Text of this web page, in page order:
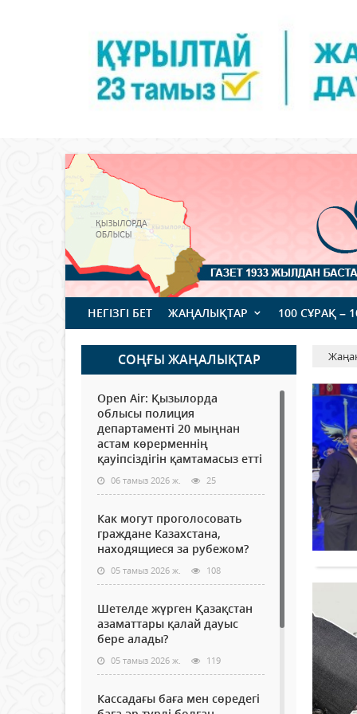
НЕГІЗГІ БЕТ ЖАҢАЛЫҚТАР 100 СҰРАҚ –
СОҢҒЫ ЖАҢАЛЫҚТАР
Open Air: Қызылорда
облысы полиция
департаменті 20 мыңнан
астам көрерменнің
қауіпсіздігін қамтамасыз етті
06 тамыз 2026 ж. 25
Как могут проголосовать
граждане Казахстана,
находящиеся за рубежом?
05 тамыз 2026 ж. 108
Шетелде жүрген Қазақстан
азаматтары қалай дауыс
бере алады?
05 тамыз 2026 ж. 119
Кассадағы баға мен сөредегі